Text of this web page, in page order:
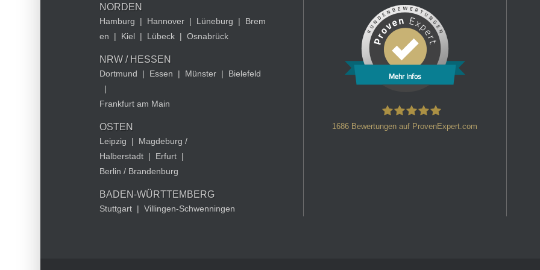
NORDEN
Hamburg | Hannover | Lüneburg |
Brem
en
| Kiel | Lübeck | Osnabrück
NRW / HESSEN
Dortmund | Essen | Münster |
Bielefeld
|
Frankfurt am Main
OSTEN
Leipzig |
Magdeburg /
Halberstadt | Erfurt |
Berlin / Brandenburg
BADEN-WÜRTTEMBERG
Stuttgart | Villingen-Schwenningen
Mehr Infos
1686 Bewertungen auf ProvenExpert.com